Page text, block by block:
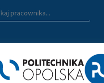
nazwisko, fragment